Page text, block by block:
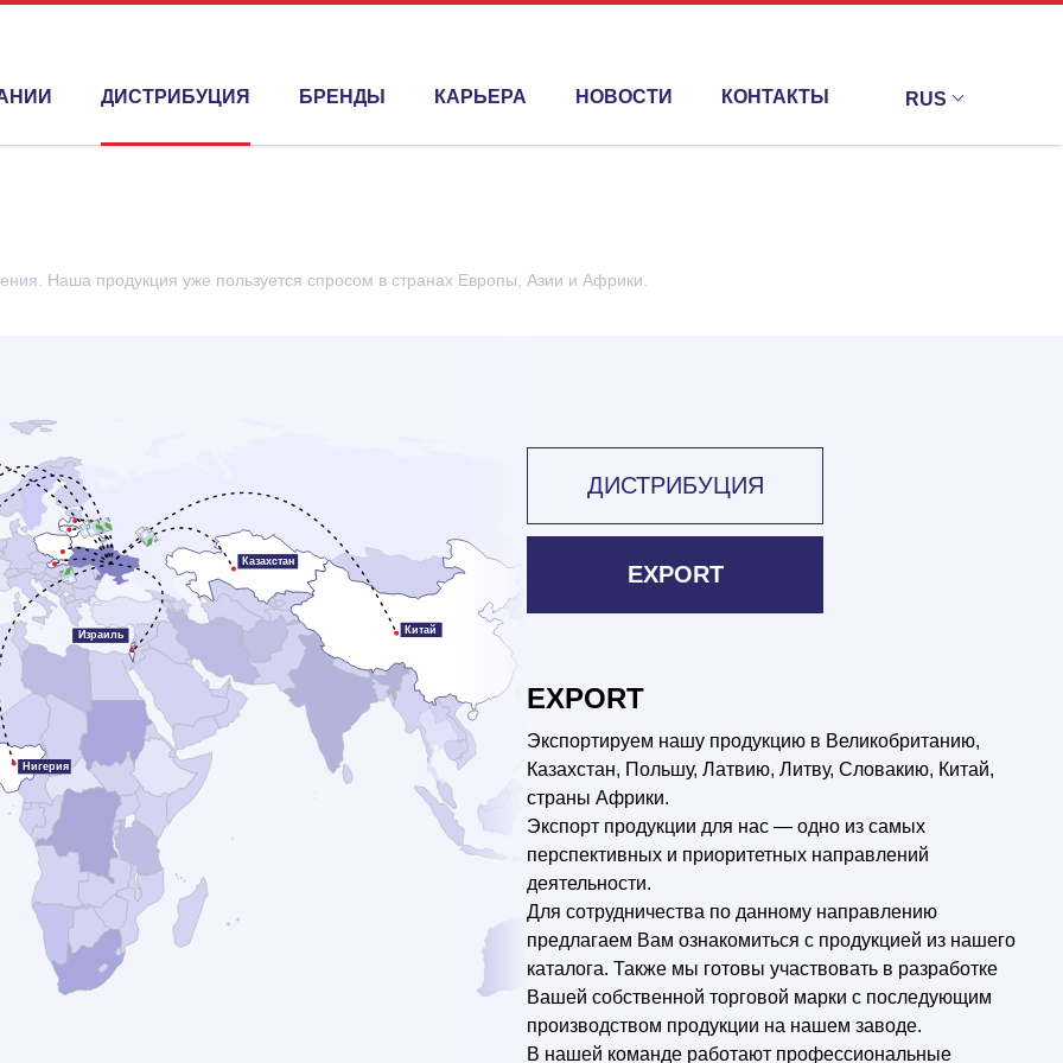
ДИСТРИБУЦИЯ БРЕНДЫ КАРЬЕРА НОВОСТИ КОНТАКТЫ RUS
Наша продукция уже пользуется спросом в странах Европы, Азии и Африки.
Нигерия
Китай
Казахстан
Израиль
ДИСТРИБУЦИЯ
EXPORT
EXPORT
Экспортируем нашу продукцию в Великобританию,
Казахстан, Польшу, Латвию, Литву, Словакию, Китай,
страны Африки.
Экспорт продукции для нас ― одно из самых
перспективных и приоритетных направлений
деятельности.
Для сотрудничества по данному направлению
предлагаем Вам ознакомиться с продукцией из нашего
каталога. Также мы готовы участвовать в разработке
Вашей собственной торговой марки с последующим
производством продукции на нашем заводе.
В нашей команде работают профессиональные